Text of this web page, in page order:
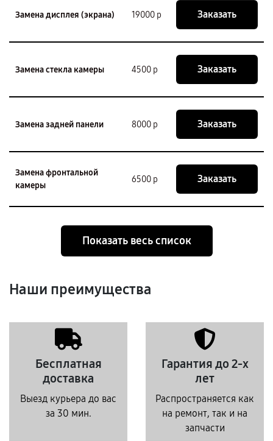
Замена дисплея (экрана) 19000 р Заказать
Замена стекла камеры 4500 р Заказать
Замена задней панели 8000 р Заказать
Замена фронтальной
камеры
6500 р Заказать
Показать весь список
Наши преимущества
Бесплатная
доставка
Выезд курьера до вас
за 30 мин.
Гарантия до 2-х
лет
Распространяется как
на ремонт, так и на
запчасти